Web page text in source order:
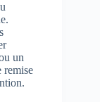
un
remise